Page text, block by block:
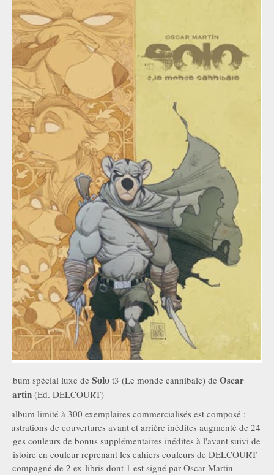
Album spécial luxe de Solo t3 (Le monde cannibale) de Oscar
Martin(Ed. DELCOURT)
L'album limité à 300 exemplaires commercialisés est composé :
illustrations de couvertures avant et arrière inédites augmenté de 24
pages couleurs de bonus supplémentaires inédites à l'avant suivi de
l'histoire en couleur reprenant les cahiers couleurs de DELCOURT
accompagné de 2 ex-libris dont 1 est signé par Oscar Martin